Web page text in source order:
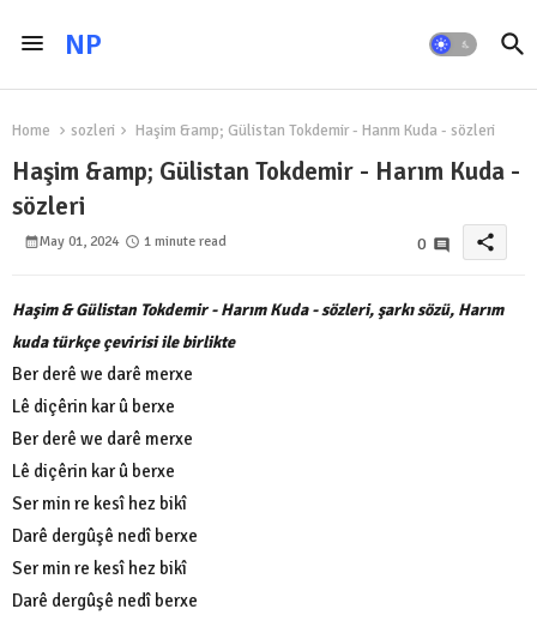
NP
Home sozleri Haşim &amp; Gülistan Tokdemir - Harım Kuda - sözleri
Haşim &amp; Gülistan Tokdemir - Harım Kuda -
sözleri
May 01, 2024 1 minute read 0 share
Haşim & Gülistan Tokdemir - Harım Kuda - sözleri, şarkı sözü, Harım
kuda türkçe çevirisi ile birlikte
Ber derê we darê merxe
Lê diçêrin kar û berxe
Ber derê we darê merxe
Lê diçêrin kar û berxe
Ser min re kesî hez bikî
Darê dergûşê nedî berxe
Ser min re kesî hez bikî
Darê dergûşê nedî berxe